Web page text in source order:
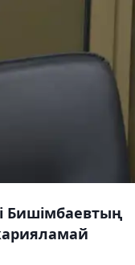
Бишімбаевтың